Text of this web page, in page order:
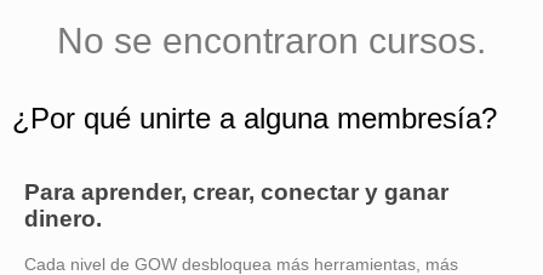
No se encontraron cursos.
¿Por qué unirte a alguna membresía?
Para aprender, crear, conectar y ganar
dinero.
Cada nivel de GOW desbloquea más herramientas, más